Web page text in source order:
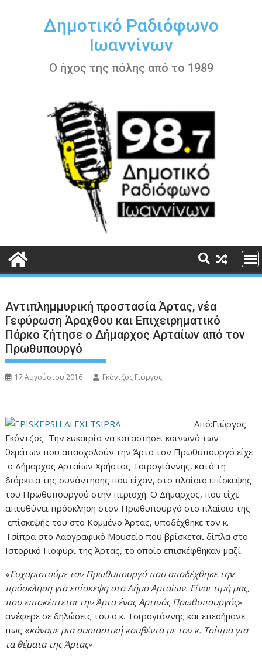
περιεχόμενοΔημοτικό Ραδιόφωνο
Ιωαννίνων
Ο ήχος της πόλης από το 1989
Αντιπλημμυρική προστασία Άρτας, νέα
Γεφύρωση Άραχθου και Επιχειρηματικό
Πάρκο ζήτησε ο Δήμαρχος Αρταίων από τον
Πρωθυπουργό
17 Αυγούστου 2016 Γκόντζος Γιώργος
Από:Γιώργος
Γκόντζος–Την ευκαιρία να καταστήσει κοινωνό των
θεμάτων που απασχολούν την Άρτα τον Πρωθυπουργό είχε
ο Δήμαρχος Αρταίων Χρήστος Τσιρογιάννης, κατά τη
διάρκεια της συνάντησης που είχαν, στο πλαίσιο επίσκεψης
του Πρωθυπουργού στην περιοχή. Ο Δήμαρχος, που είχε
απευθύνει πρόσκληση στον Πρωθυπουργό στο πλαίσιο της
επίσκεψής του στο Κομμένο Άρτας, υποδέχθηκε τον κ.
Τσίπρα στο Λαογραφικό Μουσείο που βρίσκεται δίπλα στο
Ιστορικό Γιοφύρι της Άρτας, το οποίο επισκέφθηκαν μαζί.
«Ευχαριστούμε τον Πρωθυπουργό που αποδέχθηκε την
πρόσκληση για επίσκεψη στο Δήμο Αρταίων. Είναι τιμή μας,
που επισκέπτεται την Άρτα ένας Αρτινός Πρωθυπουργός»
ανέφερε σε δηλώσεις του ο κ. Τσιρογιάννης και επεσήμανε
πως «κάναμε μια ουσιαστική κουβέντα με τον κ. Τσίπρα για
τα θέματα της Άρτας».